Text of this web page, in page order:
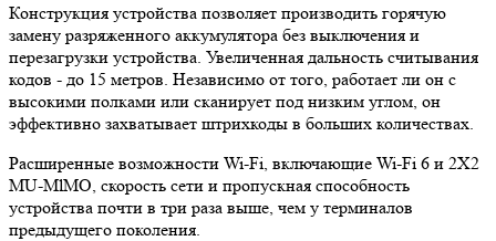
Конструкция устройства позволяет производить горячую
замену разряженного аккумулятора без выключения и
перезагрузки устройства. Увеличенная дальность считывания
кодов - до 15 метров. Независимо от того, работает ли он с
высокими полками или сканирует под низким углом, он
эффективно захватывает штрихкоды в больших количествах.
Расширенные возможности Wi-Fi, включающие Wi-Fi 6 и 2X2
MU-MlMO, скорость сети и пропускная способность
устройства почти в три раза выше, чем у терминалов
предыдущего поколения.